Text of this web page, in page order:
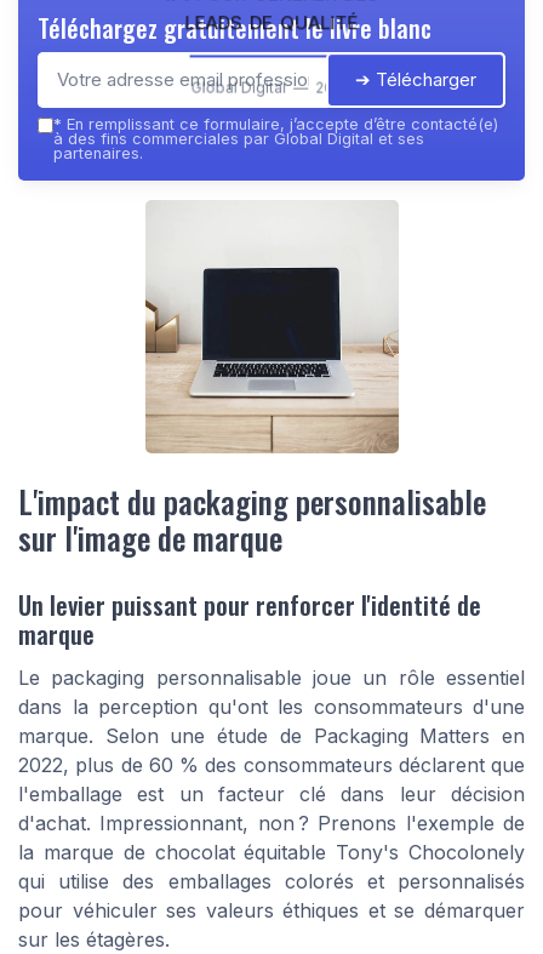
leads de qualité
Global Digital — 2026
Téléchargez gratuitement le livre blanc
➔ Télécharger
* En remplissant ce formulaire, j’accepte d’être contacté(e)
à des fins commerciales par Global Digital et ses
partenaires.
L'impact du packaging personnalisable
sur l'image de marque
Un levier puissant pour renforcer l'identité de
marque
Le packaging personnalisable joue un rôle essentiel
dans la perception qu'ont les consommateurs d'une
marque. Selon une étude de Packaging Matters en
2022, plus de 60 % des consommateurs déclarent que
l'emballage est un facteur clé dans leur décision
d'achat. Impressionnant, non ? Prenons l'exemple de
la marque de chocolat équitable Tony's Chocolonely
qui utilise des emballages colorés et personnalisés
pour véhiculer ses valeurs éthiques et se démarquer
sur les étagères.